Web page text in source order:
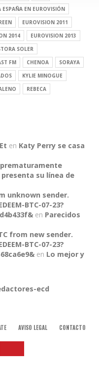
ESPAÑA EN EUROVISIÓN
EUROVISION 2011
2014
EUROVISION 2013
SOLER
FM CHENOA
SORAYA
KYLIE MINOGUE
REBECA
en Katy Perry se casa
su línea de
unknown sender.
BTC-07-23?
en Parecidos
from new sender.
BTC-07-23?
en Lo mejor y
ecd
AVISO LEGAL CONTACTO